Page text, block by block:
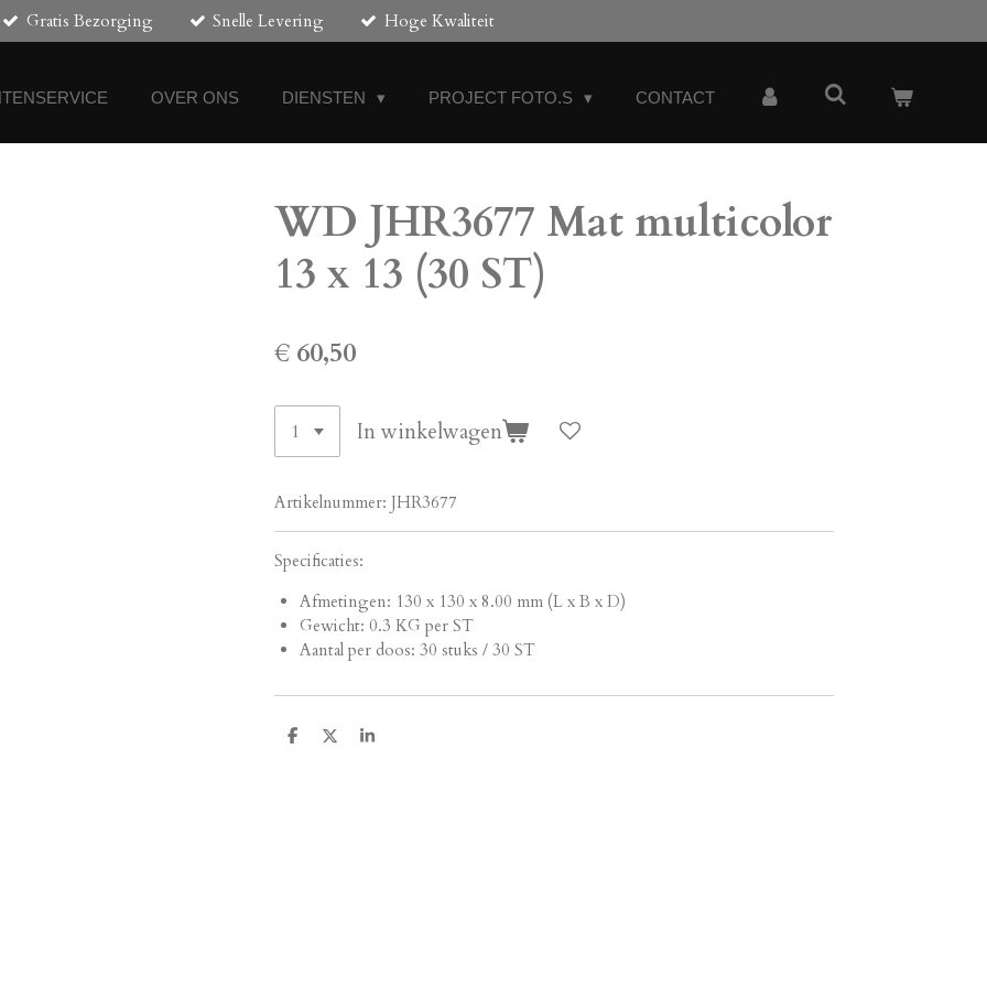
Gratis Bezorging Snelle Levering Hoge Kwaliteit
OVER ONS DIENSTEN PROJECT FOTO.S CONTACT
WD JHR3677 Mat multicolor
13 x 13 (30 ST)
€ 60,50
In winkelwagen
Artikelnummer: JHR3677
Specificaties:
Afmetingen: 130 x 130 x 8.00 mm (L x B x D)
Gewicht: 0.3 KG per ST
Aantal per doos: 30 stuks / 30 ST
D
D
S